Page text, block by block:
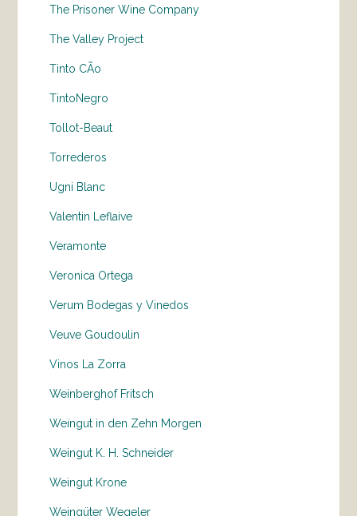
The Prisoner Wine Company
The Valley Project
Tinto CÃo
TintoNegro
Tollot-Beaut
Torrederos
Ugni Blanc
Valentin Leflaive
Veramonte
Veronica Ortega
Verum Bodegas y Vinedos
Veuve Goudoulin
Vinos La Zorra
Weinberghof Fritsch
Weingut in den Zehn Morgen
Weingut K. H. Schneider
Weingut Krone
Weingüter Wegeler